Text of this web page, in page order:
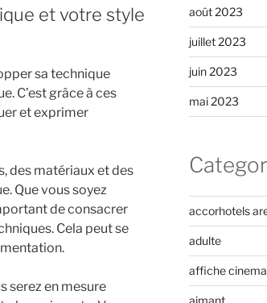
et votre style
sa technique
C’est grâce à ces
et exprimer
des matériaux et des
Que vous soyez
de consacrer
Cela peut se
serez en mesure
août 2023
juillet 2023
juin 2023
mai 2023
accorhotels
adulte
affiche cinema
aimant